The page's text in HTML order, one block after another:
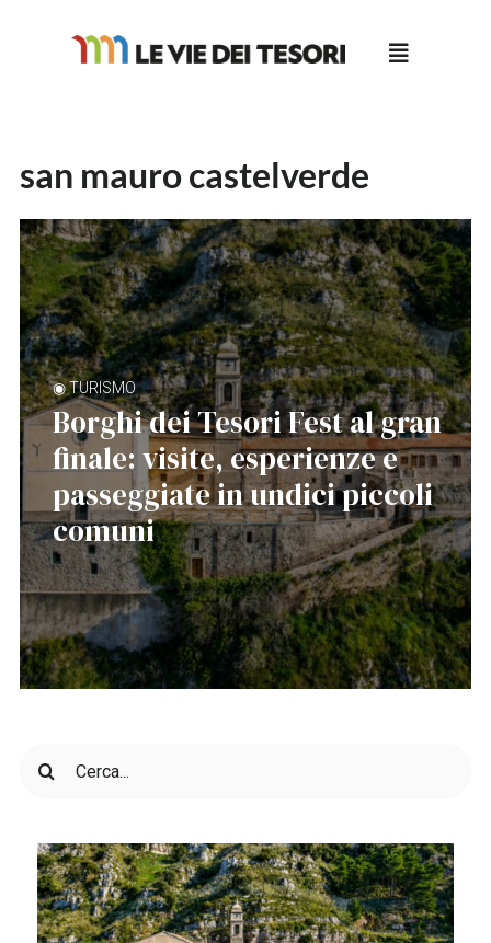
san mauro castelverde
◉ TURISMO
Borghi dei Tesori Fest al gran
finale: visite, esperienze e
passeggiate in undici piccoli
comuni
per: